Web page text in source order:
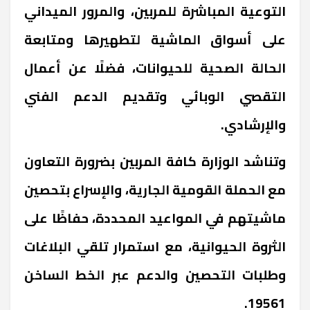
التوعية المباشرة للمربين، والمرور الميداني
على أسواق الماشية لتطهيرها ومتابعة
الحالة الصحية للحيوانات، فضلًا عن أعمال
التقصي الوبائي وتقديم الدعم الفني
والإرشادي.
وتناشد الوزارة كافة المربين بضرورة التعاون
مع الحملة القومية الجارية، والإسراع بتحصين
ماشيتهم في المواعيد المحددة، حفاظًا على
الثروة الحيوانية، مع استمرار تلقي البلاغات
وطلبات التحصين والدعم عبر الخط الساخن
19561.